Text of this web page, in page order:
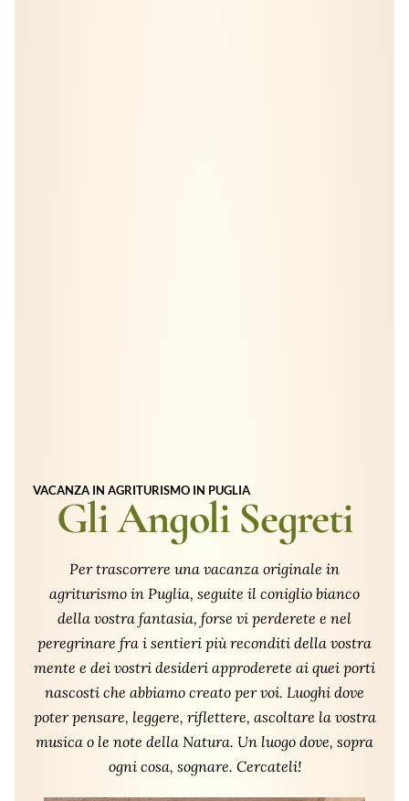
VACANZA IN AGRITURISMO IN PUGLIA
Gli Angoli Segreti
Per trascorrere una vacanza originale in
agriturismo in Puglia, seguite il coniglio bianco
della vostra fantasia, forse vi perderete e nel
peregrinare fra i sentieri più reconditi della vostra
mente e dei vostri desideri approderete ai quei porti
nascosti che abbiamo creato per voi. Luoghi dove
poter pensare, leggere, riflettere, ascoltare la vostra
musica o le note della Natura. Un luogo dove, sopra
ogni cosa, sognare. Cercateli!